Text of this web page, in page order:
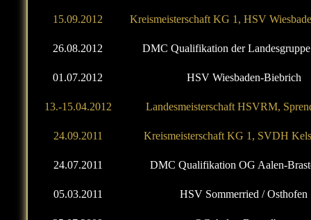
15.09.2012 Kreismeisterschaft KG 1, HSV
26.08.2012 DMC Qualifikation der Landesgruppe
01.07.2012 HSV Wiesbaden-Biebrich
13.-15.04.2012 Landesmeisterschaft HSVRM,
24.09.2011 Kreismeisterschaft KG 1, SVDH
24.07.2011 DMC Qualifikation OG Aalen-
05.03.2011 HSV Sommerried / Osthofen